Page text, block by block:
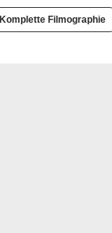
Komplette Filmographie